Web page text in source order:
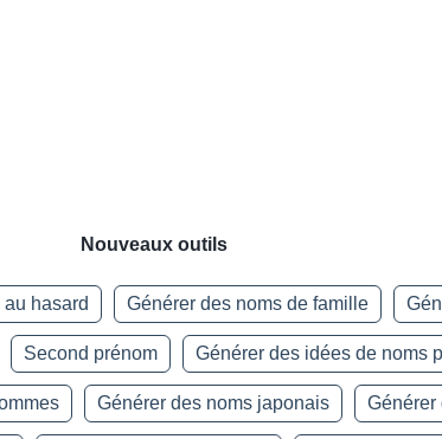
Nouveaux outils
hasard Générer des noms de famille
Second prénom Générer des idées de noms
Générer des noms japonais Générer